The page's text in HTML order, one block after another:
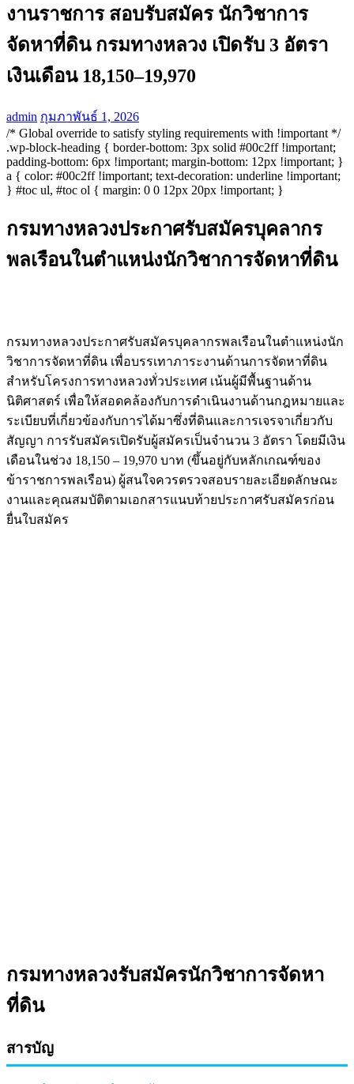
งานราชการ สอบรับสมัคร นักวิชาการ
จัดหาที่ดิน กรมทางหลวง เปิดรับ 3 อัตรา
เงินเดือน 18,150–19,970
admin กุมภาพันธ์ 1, 2026
/* Global override to satisfy styling requirements with !important */
.wp-block-heading { border-bottom: 3px solid #00c2ff !important;
padding-bottom: 6px !important; margin-bottom: 12px !important; }
a { color: #00c2ff !important; text-decoration: underline !important;
} #toc ul, #toc ol { margin: 0 0 12px 20px !important; }
กรมทางหลวงประกาศรับสมัครบุคลากร
พลเรือนในตำแหน่งนักวิชาการจัดหาที่ดิน
กรมทางหลวงประกาศรับสมัครบุคลากรพลเรือนในตำแหน่งนัก
วิชาการจัดหาที่ดิน เพื่อบรรเทาภาระงานด้านการจัดหาที่ดิน
สำหรับโครงการทางหลวงทั่วประเทศ เน้นผู้มีพื้นฐานด้าน
นิติศาสตร์ เพื่อให้สอดคล้องกับการดำเนินงานด้านกฎหมายและ
ระเบียบที่เกี่ยวข้องกับการได้มาซึ่งที่ดินและการเจรจาเกี่ยวกับ
สัญญา การรับสมัครเปิดรับผู้สมัครเป็นจำนวน 3 อัตรา โดยมีเงิน
เดือนในช่วง 18,150 – 19,970 บาท (ขึ้นอยู่กับหลักเกณฑ์ของ
ข้าราชการพลเรือน) ผู้สนใจควรตรวจสอบรายละเอียดลักษณะ
งานและคุณสมบัติตามเอกสารแนบท้ายประกาศรับสมัครก่อน
ยื่นใบสมัคร
กรมทางหลวงรับสมัครนักวิชาการจัดหา
ที่ดิน
สารบัญ